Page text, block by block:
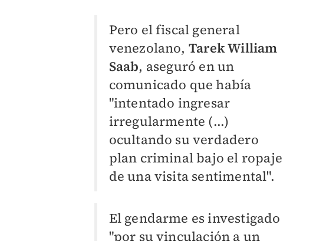
Pero el fiscal general
venezolano, Tarek William
Saab, aseguró en un
comunicado que había
"intentado ingresar
irregularmente (...)
ocultando su verdadero
plan criminal bajo el ropaje
de una visita sentimental".
El gendarme es investigado
"por su vinculación a un